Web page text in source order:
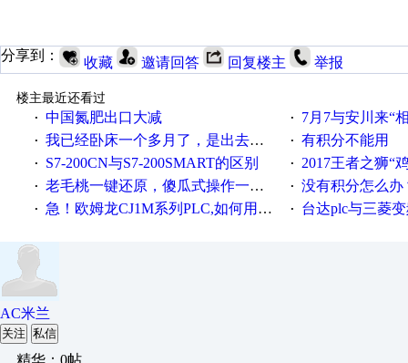
分享到： 收藏 邀请回答 回复楼主 举报
楼主最近还看过
· 中国氮肥出口大减 · 7月7与安川来“
· 我已经卧床一个多月了，是出去安装机械手在高速遭遇车祸所致:大家工作都要特别注意啊 · 有积分不能用
· S7-200CN与S7-200SMART的区别 · 2017王者之狮“鸡”情签到
· 老毛桃一键还原，傻瓜式操作一键轻松备份还原；程序为向导式安装，一键即可实现自动备份或还原系统。 · 没有积分怎么办
· 急！欧姆龙CJ1M系列PLC,如何用时间控制变频器。要求时间在组态王中可以自由输入！拜托各位大神了！ · 台达plc与三菱
AC米兰
关注 私信
精华：0帖